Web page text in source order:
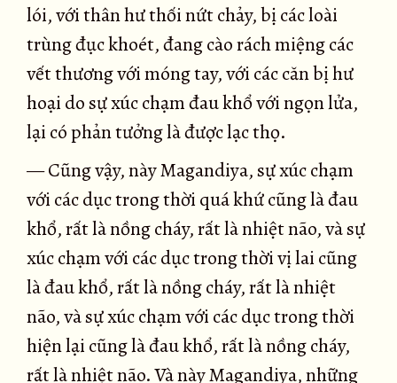
lói, với thân hư thối nứt chảy, bị các loài
trùng đục khoét, đang cào rách miệng các
vết thương với móng tay, với các căn bị hư
hoại do sự xúc chạm đau khổ với ngọn lửa,
lại có phản tưởng là được lạc thọ.
— Cũng vậy, này Magandiya, sự xúc chạm
với các dục trong thời quá khứ cũng là đau
khổ, rất là nồng cháy, rất là nhiệt não, và sự
xúc chạm với các dục trong thời vị lai cũng
là đau khổ, rất là nồng cháy, rất là nhiệt
não, và sự xúc chạm với các dục trong thời
hiện lại cũng là đau khổ, rất là nồng cháy,
rất là nhiệt não. Và này Magandiya, những